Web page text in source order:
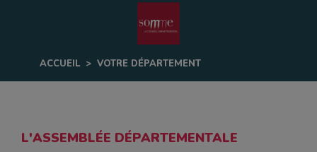
ACCUEIL >VOTRE DÉPARTEMENT
L'ASSEMBLÉE DÉPARTEMENTALE
chat